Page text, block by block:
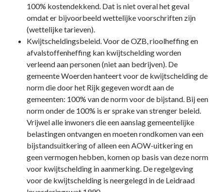
100% kostendekkend. Dat is niet overal het geval
omdat er bijvoorbeeld wettelijke voorschriften zijn
(wettelijke tarieven).
Kwijtscheldingsbeleid. Voor de OZB, rioolheffing en
afvalstoffenheffing kan kwijtschelding worden
verleend aan personen (niet aan bedrijven). De
gemeente Woerden hanteert voor de kwijtschelding de
norm die door het Rijk gegeven wordt aan de
gemeenten: 100% van de norm voor de bijstand. Bij een
norm onder de 100% is er sprake van strenger beleid.
Vrijwel alle inwoners die een aanslag gemeentelijke
belastingen ontvangen en moeten rondkomen van een
bijstandsuitkering of alleen een AOW-uitkering en
geen vermogen hebben, komen op basis van deze norm
voor kwijtschelding in aanmerking. De regelgeving
voor de kwijtschelding is neergelegd in de Leidraad